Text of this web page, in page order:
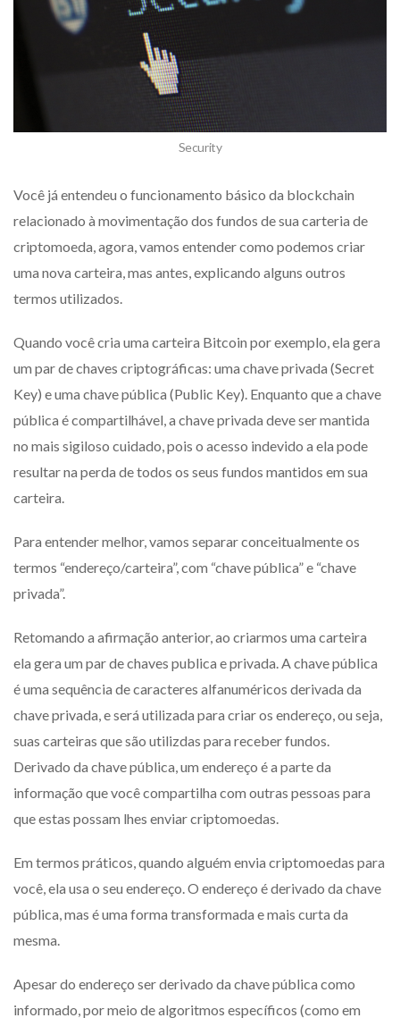
Security
Você já entendeu o funcionamento básico da blockchain
relacionado à movimentação dos fundos de sua carteria de
criptomoeda, agora, vamos entender como podemos criar
uma nova carteira, mas antes, explicando alguns outros
termos utilizados.
Quando você cria uma carteira Bitcoin por exemplo, ela gera
um par de chaves criptográficas: uma chave privada (Secret
Key) e uma chave pública (Public Key). Enquanto que a chave
pública é compartilhável, a chave privada deve ser mantida
no mais sigiloso cuidado, pois o acesso indevido a ela pode
resultar na perda de todos os seus fundos mantidos em sua
carteira.
Para entender melhor, vamos separar conceitualmente os
termos “endereço/carteira”, com “chave pública” e “chave
privada”.
Retomando a afirmação anterior, ao criarmos uma carteira
ela gera um par de chaves publica e privada. A chave pública
é uma sequência de caracteres alfanuméricos derivada da
chave privada, e será utilizada para criar os endereço, ou seja,
suas carteiras que são utilizdas para receber fundos.
Derivado da chave pública, um endereço é a parte da
informação que você compartilha com outras pessoas para
que estas possam lhes enviar criptomoedas.
Em termos práticos, quando alguém envia criptomoedas para
você, ela usa o seu endereço. O endereço é derivado da chave
pública, mas é uma forma transformada e mais curta da
mesma.
Apesar do endereço ser derivado da chave pública como
informado, por meio de algoritmos específicos (como em